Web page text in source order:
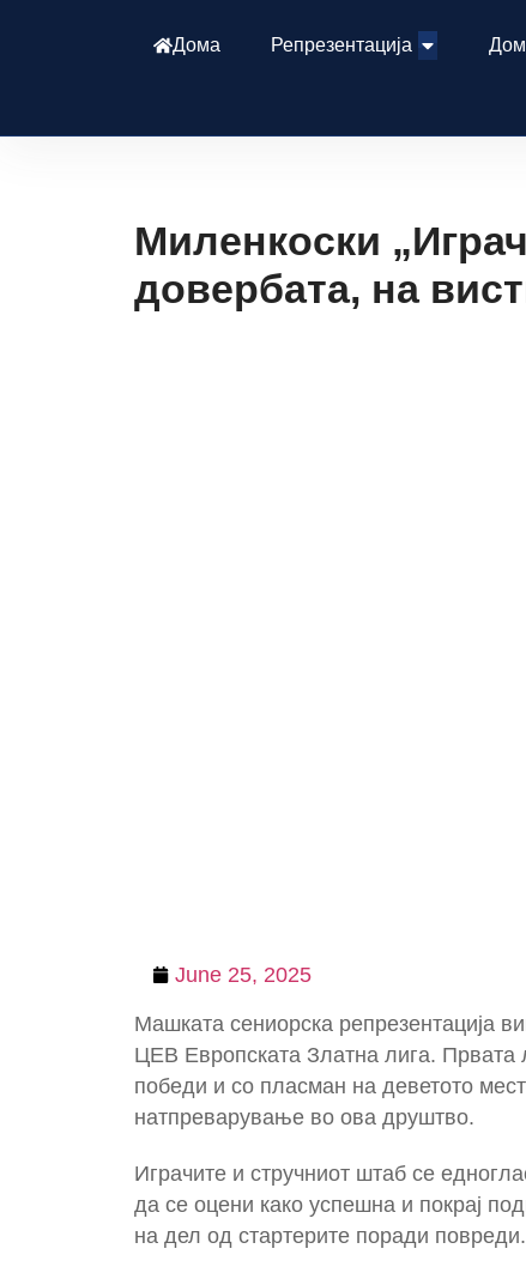
Дома Репрезентација
Миленкоски
довербата, на
June 25, 2025
Машката сениорска репрезентација
ЦЕВ Европската Златна лига. Првата
победи и со пласман на деветото
натпреварување во ова друштво.
Играчите и стручниот штаб се
да се оцени како успешна и покрај
на дел од стартерите поради повреди.